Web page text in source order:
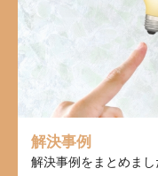
解決事例
解決事例をまとめまし